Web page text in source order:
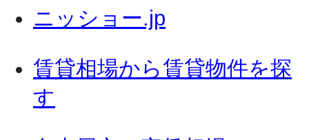
ニッショー.jp
賃貸相場から賃貸物件を探
す